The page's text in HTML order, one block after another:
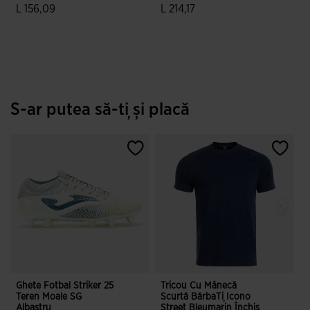
L 156,09 L 214,17
S-ar putea să-ți și placă
Ghete Fotbal Striker 25
Teren Moale SG
Albastru
Tricou Cu Mânecă
Scurtă BărbaȚi Icono
Street Bleumarin Închis